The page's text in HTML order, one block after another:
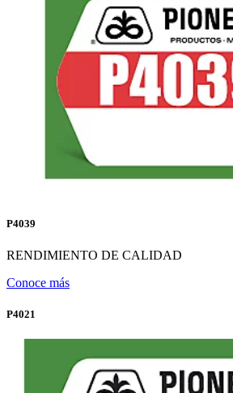
P4039
RENDIMIENTO DE CALIDAD
Conoce más
P4021